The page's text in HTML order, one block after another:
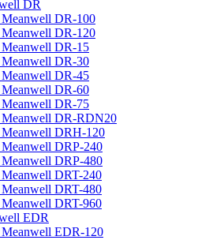
DR
DR-100
DR-120
DR-15
DR-30
DR-45
DR-60
DR-75
DR-RDN20
DRH-120
DRP-240
DRP-480
DRT-240
DRT-480
DRT-960
EDR
EDR-120